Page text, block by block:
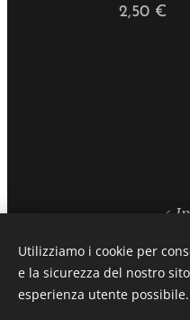
2,50€
Utilizziamo i cookie per
e la sicurezza del nostro
esperienza utente possibile.